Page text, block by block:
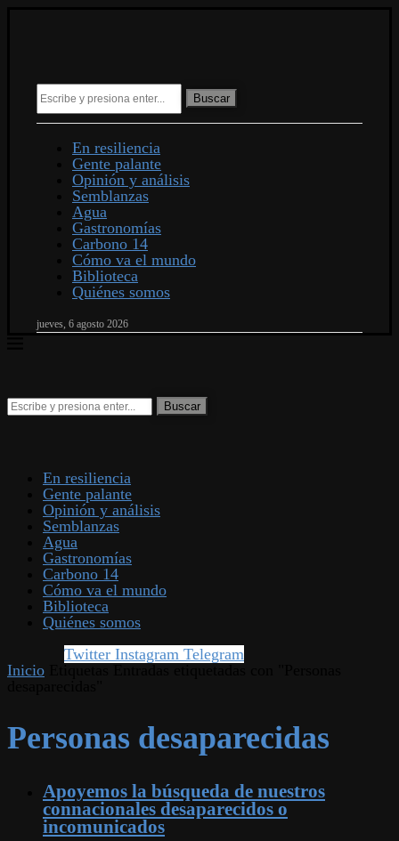
Buscar
En resiliencia
Gente palante
Opinión y análisis
Semblanzas
Agua
Gastronomías
Carbono 14
Cómo va el mundo
Biblioteca
Quiénes somos
jueves, 6 agosto 2026
En resiliencia
Gente palante
Opinión y análisis
Semblanzas
Agua
Gastronomías
Carbono 14
Cómo va el mundo
Biblioteca
Quiénes somos
Twitter Instagram Telegram
Inicio
Personas desaparecidas
Apoyemos la búsqueda de nuestros
connacionales desaparecidos o
incomunicados